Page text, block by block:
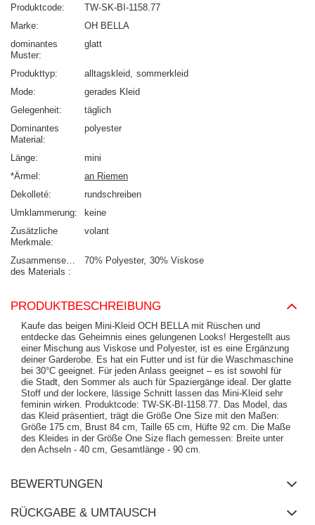
Produktcode
TW-SK-BI-1158.77
Marke
OH BELLA
dominantes
Muster
glatt
Produkttyp alltagskleid
sommerkleid
Mode
gerades Kleid
Gelegenheit
täglich
Dominantes
Material
polyester
Länge
mini
*Ärmel
an Riemen
Dekolleté
rundschreiben
Umklammerung
keine
Zusätzliche
Merkmale
volant
Zusammensetzung
des Materials
70% Polyester 30% Viskose
PRODUKTBESCHREIBUNG
Kaufe das beigen Mini-Kleid OCH BELLA mit Rüschen und
entdecke das Geheimnis eines gelungenen Looks! Hergestellt aus
einer Mischung aus Viskose und Polyester, ist es eine Ergänzung
deiner Garderobe. Es hat ein Futter und ist für die Waschmaschine
bei 30°C geeignet. Für jeden Anlass geeignet – es ist sowohl für
die Stadt, den Sommer als auch für Spaziergänge ideal. Der glatte
Stoff und der lockere, lässige Schnitt lassen das Mini-Kleid sehr
feminin wirken. Produktcode: TW-SK-BI-1158.77. Das Model, das
das Kleid präsentiert, trägt die Größe One Size mit den Maßen:
Größe 175 cm, Brust 84 cm, Taille 65 cm, Hüfte 92 cm. Die Maße
des Kleides in der Größe One Size flach gemessen: Breite unter
den Achseln - 40 cm, Gesamtlänge - 90 cm.
BEWERTUNGEN
RÜCKGABE & UMTAUSCH